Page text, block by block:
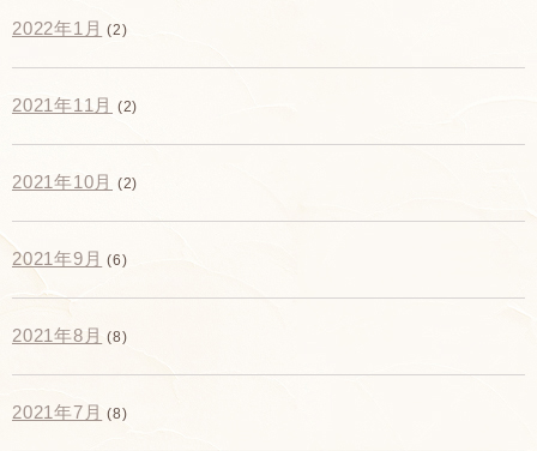
2022年1月 (2)
2021年11月 (2)
2021年10月 (2)
2021年9月 (6)
2021年8月 (8)
2021年7月 (8)